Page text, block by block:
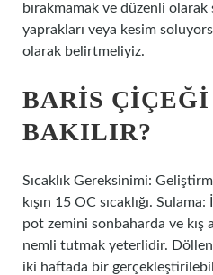
bırakmamak ve düzenli
yaprakları veya kesim
olarak belirtmeliyiz.
BARIS
BAKILIR?
Sıcaklık Gereksinimi:
kışın 15 OC sıcaklığı.
pot zemini sonbaharda ve kış
nemli tutmak yeterlidir.
iki haftada bir